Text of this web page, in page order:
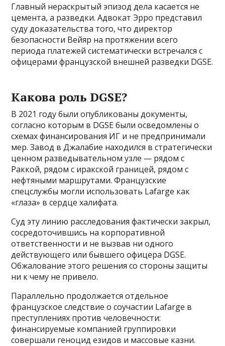
Главный нераскрытый эпизод дела касается не
цемента, а разведки. Адвокат Эрро представил
суду доказательства того, что директор
безопасности Вейяр на протяжении всего
периода платежей систематически встречался с
офицерами французской внешней разведки DGSE.
Какова роль DGSE?
В 2021 году были опубликованы документы,
согласно которым в DGSE были осведомлены о
схемах финансирования ИГ и не предпринимали
мер. Завод в Джалабие находился в стратегически
ценном разведывательном узле — рядом с
Раккой, рядом с иракской границей, рядом с
нефтяными маршрутами. Французские
спецслужбы могли использовать Lafarge как
«глаза» в сердце халифата.
Суд эту линию расследования фактически закрыл,
сосредоточившись на корпоративной
ответственности и не вызвав ни одного
действующего или бывшего офицера DGSE.
Обжалование этого решения со стороны защиты
ни к чему не привело.
Параллельно продолжается отдельное
французское следствие о соучастии Lafarge в
преступлениях против человечности:
финансируемые компанией группировки
совершали геноцид езидов и массовые казни.